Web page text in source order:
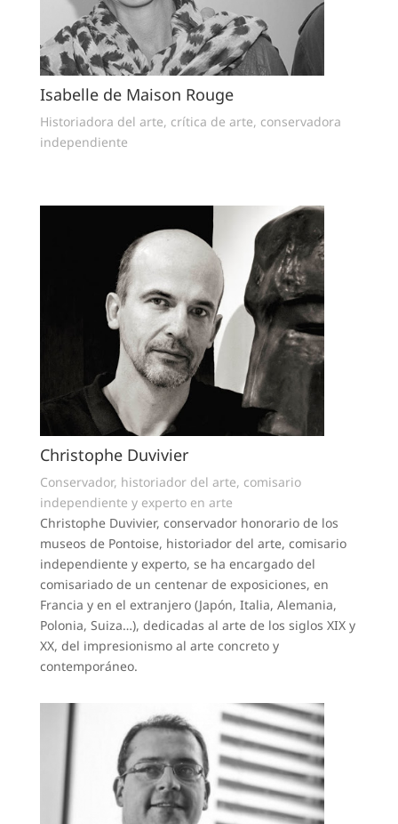
Isabelle de Maison Rouge
Historiadora del arte, crítica de arte, conservadora
independiente
Christophe Duvivier
Conservador, historiador del arte, comisario
independiente y experto en arte
Christophe Duvivier, conservador honorario de los
museos de Pontoise, historiador del arte, comisario
independiente y experto, se ha encargado del
comisariado de un centenar de exposiciones, en
Francia y en el extranjero (Japón, Italia, Alemania,
Polonia, Suiza…), dedicadas al arte de los siglos XIX y
XX, del impresionismo al arte concreto y
contemporáneo.